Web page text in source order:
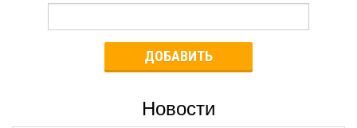
ДОБАВИТЬ
Новости